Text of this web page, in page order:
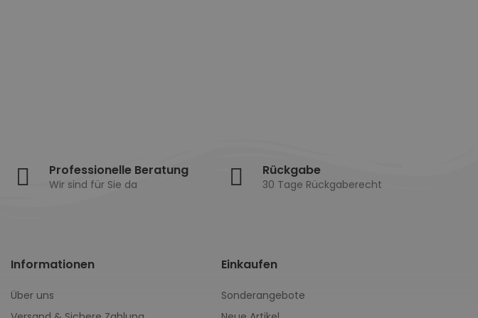
Professionelle Beratung
Wir sind für Sie da
Rückgabe
30 Tage Rückgaberecht
Informationen
Über uns
Einkaufen
Sonderangebote